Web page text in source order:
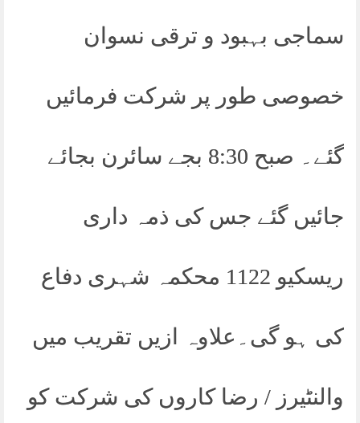
سماجی بہبود و ترقی نسوان
خصوصی طور پر شرکت فرمائیں
گئے۔ صبح 8:30 بجے سائرن بجائے
جائیں گئے جس کی ذمہ داری
ریسکیو 1122 محکمہ شہری دفاع
کی ہو گی۔علاوہ ازیں تقریب میں
والنٹیرز / رضا کاروں کی شرکت کو